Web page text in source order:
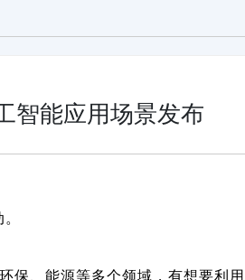
智能应用场景发布
保、能源等多个领域，有想要利